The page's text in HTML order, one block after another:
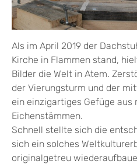
Als im April 2019 der
Kirche in Flammen stand,
Bilder die Welt in Atem.
der Vierungsturm und der
ein einzigartiges Gefüge aus
Eichenstämmen.
Schnell stellte sich die
sich ein solches
originalgetreu